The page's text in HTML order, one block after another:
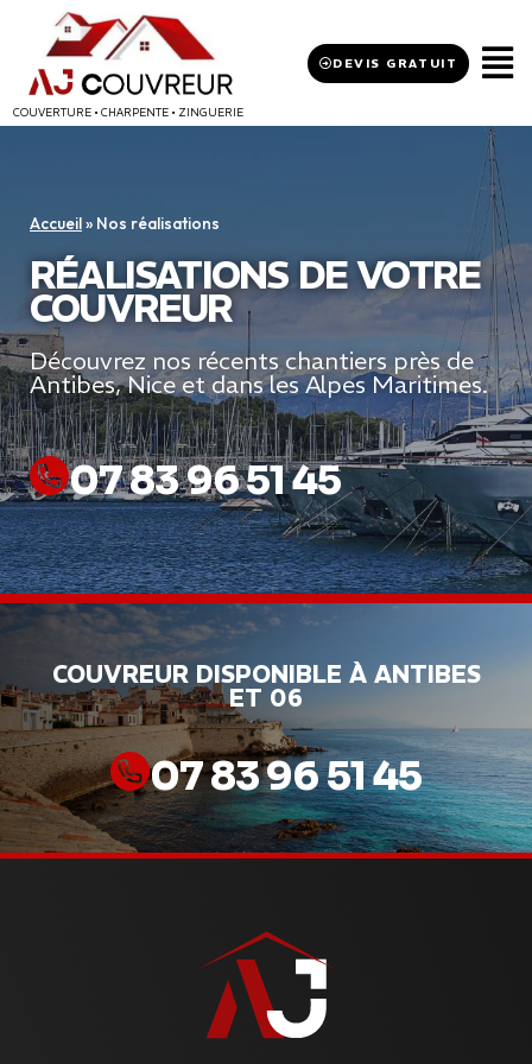
COUVERTURE • CHARPENTE • ZINGUERIE
DEVIS GRATUIT
Accueil» Nos réalisations
RÉALISATIONS DE VOTRE
COUVREUR
Découvrez nos récents chantiers près de
Antibes, Nice et dans les Alpes Maritimes.
07 83 96 51 45
COUVREUR DISPONIBLE À ANTIBES
ET 06
07 83 96 51 45